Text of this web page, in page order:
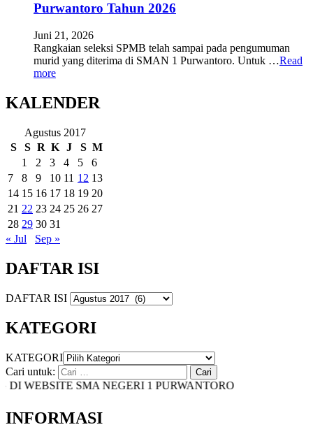
Purwantoro Tahun 2026
Juni 21, 2026
Rangkaian seleksi SPMB telah sampai pada pengumuman
murid yang diterima di SMAN 1 Purwantoro. Untuk …Read
more
KALENDER
Agustus 2017
S
S R K J S M
1
2 3 4 5
6
7
8 9 10 11 12 13
14 15 16 17 18 19 20
21 22 23 24 25 26 27
28 29 30 31
« Jul
Sep »
DAFTAR ISI
DAFTAR ISI
KATEGORI
KATEGORI
Cari untuk:
WEBSITE SMA NEGERI 1 PURWANTORO
INFORMASI